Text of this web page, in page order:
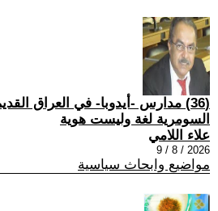
(36) مدارس -أيدوبا- في العراق
السومرية لغة وليست هوية
علاء اللامي
2026 / 8 / 9
مواضيع وابحاث سياسية